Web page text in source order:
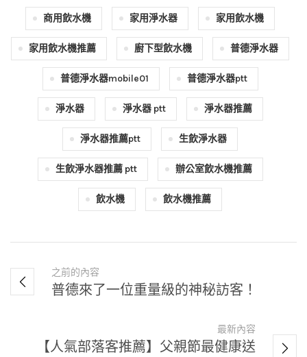
商用飲水機 家用淨水器 家用飲水機
家用飲水機推薦 廚下型飲水機 普德淨水器
普德淨水器mobile01 普德淨水器ptt
淨水器 淨水器 ptt 淨水器推薦
淨水器推薦ptt 生飲淨水器
生飲淨水器推薦 ptt 辦公室飲水機推薦
飲水機 飲水機推薦
之前的內容
普德來了一位重量級的神秘訪客！
最新內容
【人氣部落客推薦】父親節最健康送